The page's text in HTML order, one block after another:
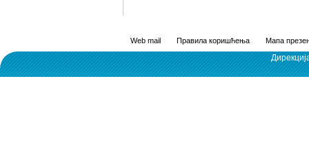
Web mail Правила коришћења Мапа